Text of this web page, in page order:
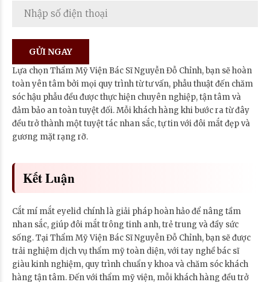
Lựa chọn Thẩm Mỹ Viện Bác Sĩ Nguyễn Đỗ Chỉnh, bạn sẽ hoàn
toàn yên tâm bởi mọi quy trình từ tư vấn, phẫu thuật đến chăm
sóc hậu phẫu đều được thực hiện chuyên nghiệp, tận tâm và
đảm bảo an toàn tuyệt đối. Mỗi khách hàng khi bước ra từ đây
đều trở thành một tuyệt tác nhan sắc, tự tin với đôi mắt đẹp và
gương mặt rạng rỡ.
Kết Luận
Cắt mí mắt eyelid chính là giải pháp hoàn hảo để nâng tầm
nhan sắc, giúp đôi mắt trông tinh anh, trẻ trung và đầy sức
sống. Tại Thẩm Mỹ Viện Bác Sĩ Nguyễn Đỗ Chỉnh, bạn sẽ được
trải nghiệm dịch vụ thẩm mỹ toàn diện, với tay nghề bác sĩ
giàu kinh nghiệm, quy trình chuẩn y khoa và chăm sóc khách
hàng tận tâm. Đến với thẩm mỹ viện, mỗi khách hàng đều trở